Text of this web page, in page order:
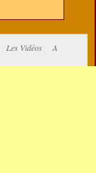
Les Vidéos
A